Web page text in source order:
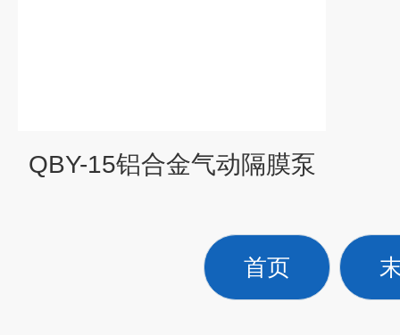
QBY-15铝合金气动隔膜泵
首页